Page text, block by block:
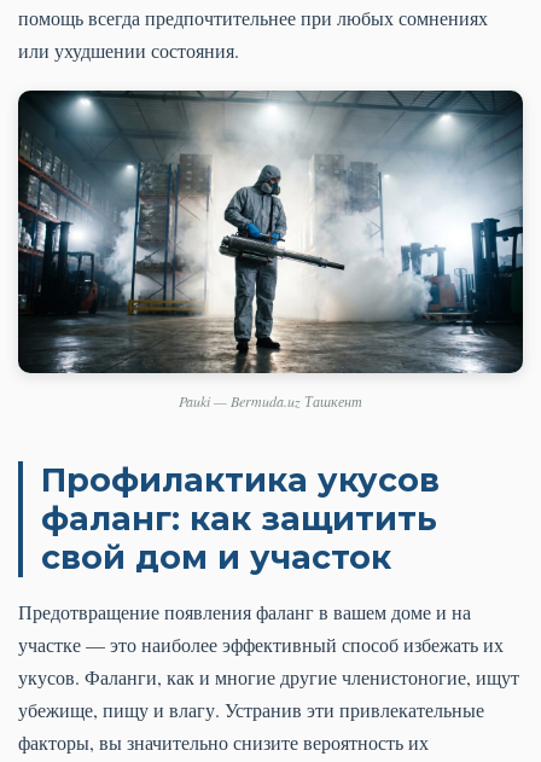
помощь всегда предпочтительнее при любых сомнениях
или ухудшении состояния.
Pauki — Bermuda.uz Ташкент
Профилактика укусов
фаланг: как защитить
свой дом и участок
Предотвращение появления фаланг в вашем доме и на
участке — это наиболее эффективный способ избежать их
укусов. Фаланги, как и многие другие членистоногие, ищут
убежище, пищу и влагу. Устранив эти привлекательные
факторы, вы значительно снизите вероятность их